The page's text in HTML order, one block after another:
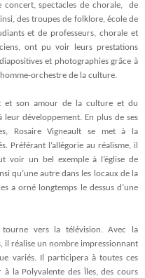
concert, spectacles de chorale, de
des troupes de folklore, école de
et de professeurs, chorale et
ont pu voir leurs prestations
et photographies grâce à
orchestre de la culture.
et son amour de la culture et du
développement. En plus de ses
Rosaire Vigneault se met à la
Préférant l’allégorie au réalisme, il
voir un bel exemple à l’église de
qu’une autre dans les locaux de la
a orné longtemps le dessus d’une
vers la télévision. Avec la
réalise un nombre impressionnant
variés. Il participera à toutes ces
la Polyvalente des Îles, des cours